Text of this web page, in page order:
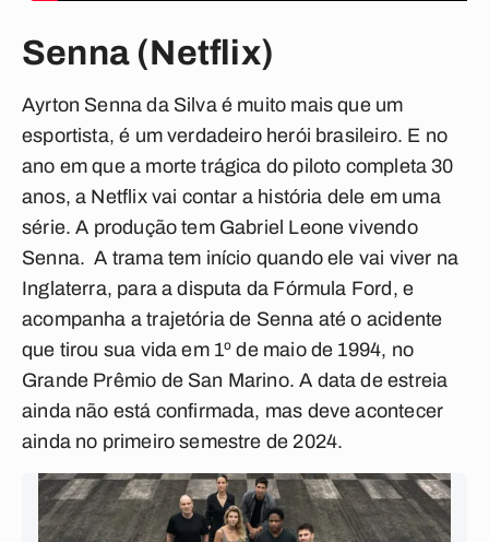
Senna (Netflix)
Ayrton Senna da Silva é muito mais que um
esportista, é um verdadeiro herói brasileiro. E no
ano em que a morte trágica do piloto completa 30
anos, a Netflix vai contar a história dele em uma
série. A produção tem Gabriel Leone vivendo
Senna. A trama tem início quando ele vai viver na
Inglaterra, para a disputa da Fórmula Ford, e
acompanha a trajetória de Senna até o acidente
que tirou sua vida em 1º de maio de 1994, no
Grande Prêmio de San Marino. A data de estreia
ainda não está confirmada, mas deve acontecer
ainda no primeiro semestre de 2024.